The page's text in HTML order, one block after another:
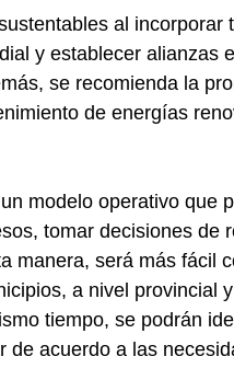
al incorporar
y establecer alianzas
se recomienda la
de energías
modelo operativo que
tomar decisiones de
manera, será más fácil
a nivel provincial
tiempo, se podrán
de acuerdo a las